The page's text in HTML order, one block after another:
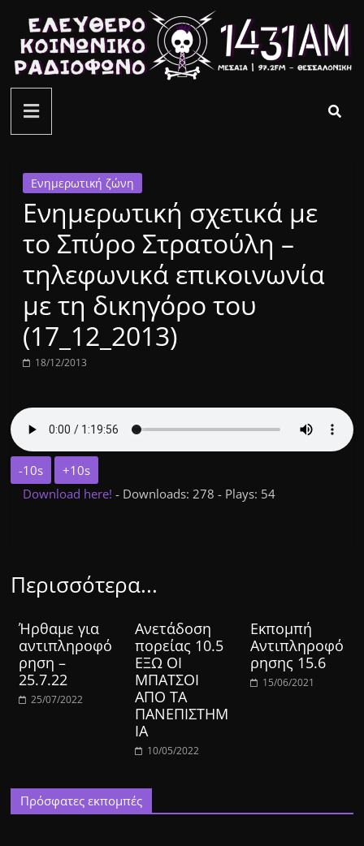
περιεχόμενο
ελεύθερο
κοινωνικό
ραδιόφωνο
1431AM
Ενημερωτική ζώνη
Ενημερωτική σχετικά με
το Σπύρο Στρατούλη –
τηλεφωνικά επικοινωνία
με τη δικηγόρο του
(17_12_2013)
18/12/2013
-10s
+10s
Download here!- Downloads: 278 - Plays: 54
Περισσότερα...
Ήρθαμε για
αντιπληροφό
ρηση –
25.7.22
25/07/2022
Ανετάδοση
πορείας 10.5
ΕΞΩ ΟΙ
ΜΠΑΤΣΟΙ
ΑΠΟ ΤΑ
ΠΑΝΕΠΙΣΤΗΜ
ΙΑ
10/05/2022
Εκπομπή
Αντιπληροφό
ρησης 15.6
15/06/2021
Πρόσφατες εκπομπές